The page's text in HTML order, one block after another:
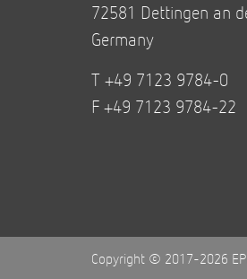
72581 Dettingen an
Germany
T +49 7123 9784-0
F +49 7123 9784-22
Copyright © 2017-2026